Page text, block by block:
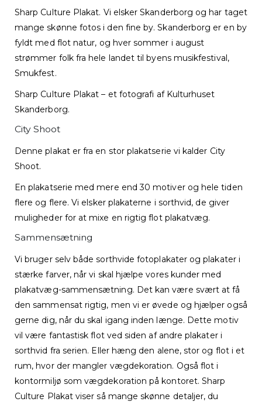
Sharp Culture Plakat. Vi elsker Skanderborg og har taget
mange skønne fotos i den fine by. Skanderborg er en by
fyldt med flot natur, og hver sommer i august
strømmer folk fra hele landet til byens musikfestival,
Smukfest.
Sharp Culture Plakat – et fotografi af Kulturhuset
Skanderborg.
City Shoot
Denne plakat er fra en stor plakatserie vi kalder City
Shoot.
En plakatserie med mere end 30 motiver og hele tiden
flere og flere. Vi elsker plakaterne i sorthvid, de giver
muligheder for at mixe en rigtig flot plakatvæg.
Sammensætning
Vi bruger selv både sorthvide fotoplakater og plakater i
stærke farver, når vi skal hjælpe vores kunder med
plakatvæg-sammensætning. Det kan være svært at få
den sammensat rigtig, men vi er øvede og hjælper også
gerne dig, når du skal igang inden længe. Dette motiv
vil være fantastisk flot ved siden af andre plakater i
sorthvid fra serien. Eller hæng den alene, stor og flot i et
rum, hvor der mangler vægdekoration. Også flot i
kontormiljø som vægdekoration på kontoret. Sharp
Culture Plakat viser så mange skønne detaljer, du